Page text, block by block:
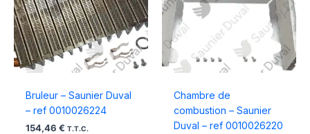
Bruleur – Saunier Duval
– ref 0010026224
154,46 € T.T.C.
Chambre de
combustion – Saunier
Duval – ref 0010026220